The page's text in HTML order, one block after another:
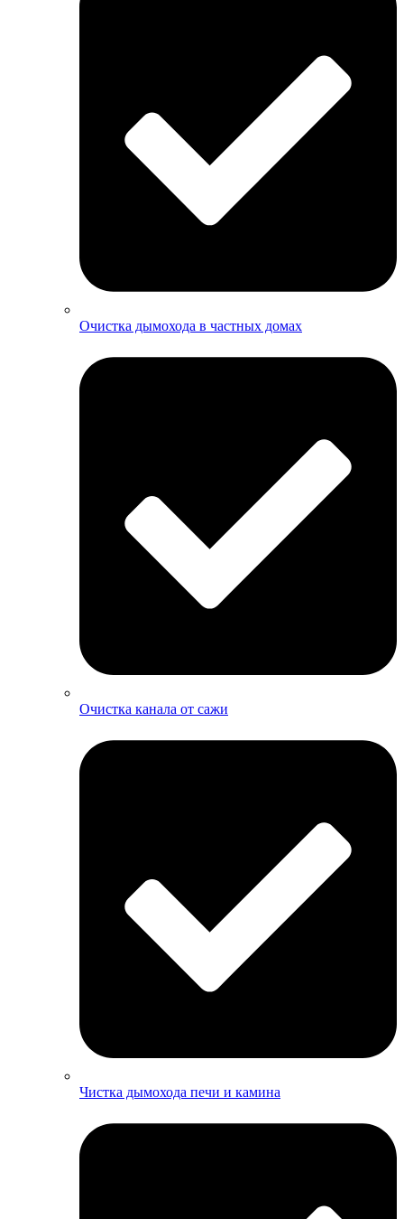
Очистка дымохода в частных домах
Очистка канала от сажи
Чистка дымохода печи и камина